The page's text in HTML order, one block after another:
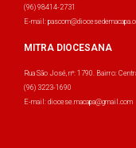
(96) 98414-2731
E-mail:
MITRA DIOCESANA
Rua São José, nº: 1790. Bairro:
(96) 3223-1690
E-mail: diocese.macapa@gmail.com